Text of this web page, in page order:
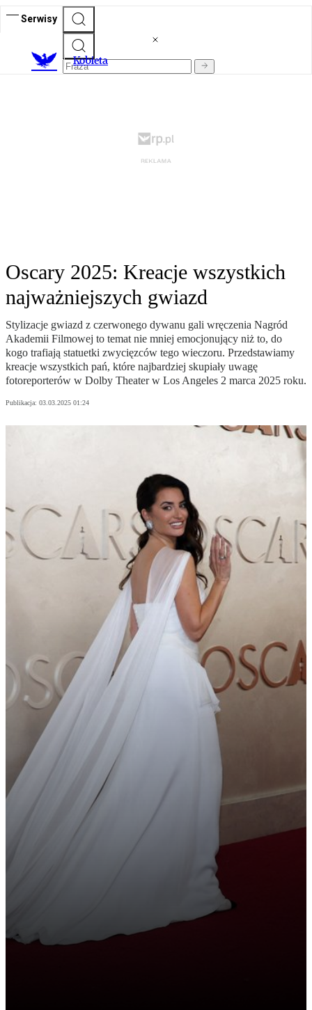
Serwisy
Kobieta
Oscary 2025: Kreacje wszystkich
najważniejszych gwiazd
Stylizacje gwiazd z czerwonego dywanu gali wręczenia Nagród
Akademii Filmowej to temat nie mniej emocjonujący niż to, do
kogo trafiają statuetki zwycięzców tego wieczoru. Przedstawiamy
kreacje wszystkich pań, które najbardziej skupiały uwagę
fotoreporterów w Dolby Theater w Los Angeles 2 marca 2025 roku.
Publikacja: 03.03.2025 01:24